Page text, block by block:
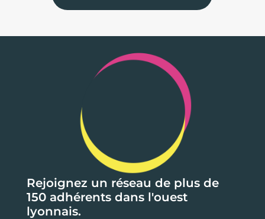
Rejoignez un réseau de plus de
150 adhérents dans l'ouest
lyonnais.